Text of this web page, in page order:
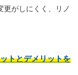
更がしにくく、リノ
トとデメリットを